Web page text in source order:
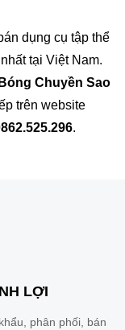
dụng cụ tập thể
tại Việt Nam.
Chuyền Sao
trên website
.
LỢI
phân phối, bán